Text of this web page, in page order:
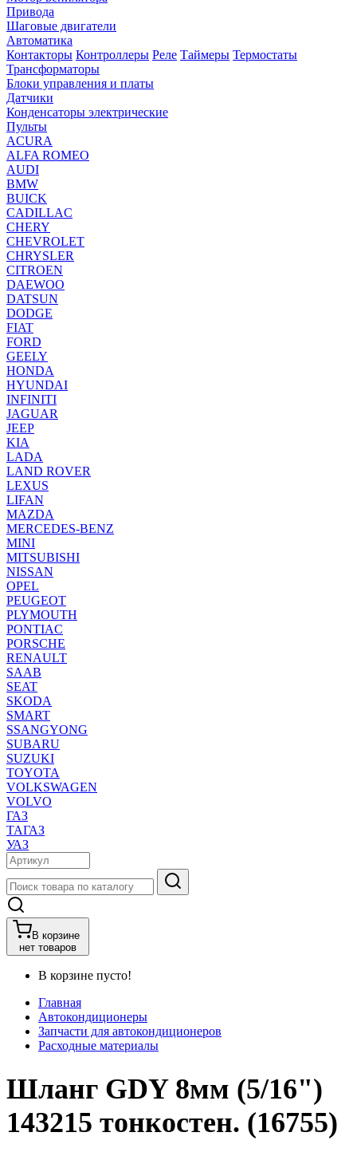
Привода
Шаговые двигатели
Автоматика
Контакторы Контроллеры Реле Таймеры Термостаты
Трансформаторы
Блоки управления и платы
Датчики
Конденсаторы электрические
Пульты
ACURA
ALFA ROMEO
AUDI
BMW
BUICK
CADILLAC
CHERY
CHEVROLET
CHRYSLER
CITROEN
DAEWOO
DATSUN
DODGE
FIAT
FORD
GEELY
HONDA
HYUNDAI
INFINITI
JAGUAR
JEEP
KIA
LADA
LAND ROVER
LEXUS
LIFAN
MAZDA
MERCEDES-BENZ
MINI
MITSUBISHI
NISSAN
OPEL
PEUGEOT
PLYMOUTH
PONTIAC
PORSCHE
RENAULT
SAAB
SEAT
SKODA
SMART
SSANGYONG
SUBARU
SUZUKI
TOYOTA
VOLKSWAGEN
VOLVO
ГАЗ
ТАГАЗ
УАЗ
В корзине
нет товаров
В корзине пусто!
Главная
Автокондиционеры
Запчасти для автокондиционеров
Расходные материалы
Шланг GDY 8мм (5/16")
143215 тонкостен. (16755)